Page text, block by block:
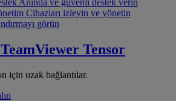
Cihazları izleyin ve yönetin
görün
TeamViewer Tensor
için uzak bağlantılar.